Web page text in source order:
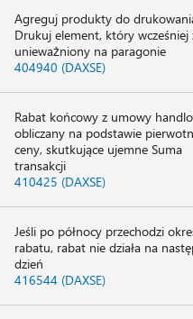
Agreguj produkty do
Drukuj element, który wcześniej
unieważniony na paragonie
404940 (DAXSE)
Rabat końcowy z umowy
obliczany na podstawie
ceny, skutkujące ujemne Suma
transakcji
410425 (DAXSE)
Jeśli po północy przechodzi
rabatu, rabat nie działa na
dzień
416544 (DAXSE)